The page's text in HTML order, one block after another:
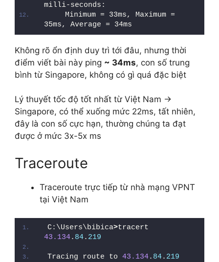
milli-seconds:
    Minimum = 33ms, Maximum =
35ms, Average = 34ms
Không rõ ổn định duy trì tới đâu, nhưng thời
điểm viết bài này ping ~ 34ms, con số trung
bình từ Singapore, không có gì quá đặc biệt
Lý thuyết tốc độ tốt nhất từ Việt Nam ->
Singapore, có thể xuống mức 22ms, tất nhiên,
đây là con số cực hạn, thường chúng ta đạt
được ở mức 3x-5x ms
Traceroute
Traceroute trực tiếp từ nhà mạng VPNT
tại Việt Nam
C:\Users\bibica>
43.134. 84. 219
Tracing route to 43.134. 84. 219